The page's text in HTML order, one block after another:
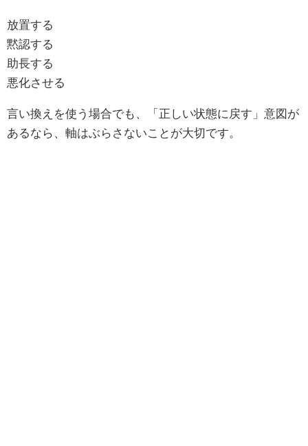
放置する
黙認する
助長する
悪化させる
言い換えを使う場合でも、「正しい状態に戻す」意図が
あるなら、軸はぶらさないことが大切です。